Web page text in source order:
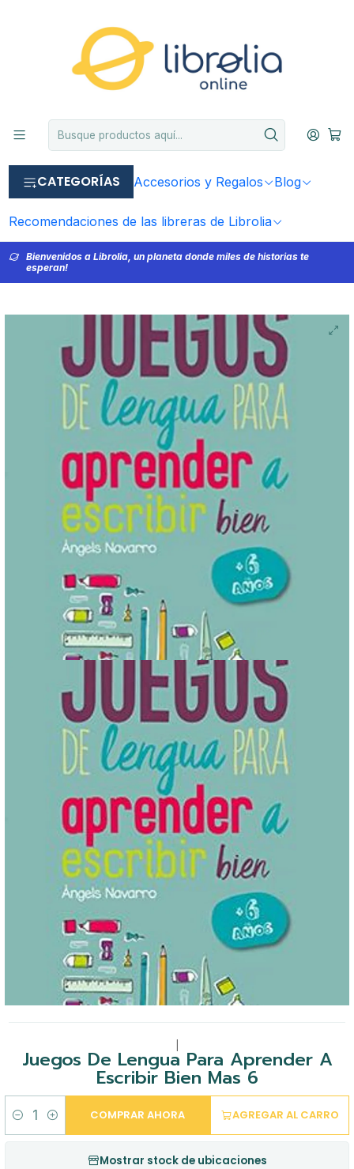
CATEGORÍAS Accesorios y Regalos Blog
Recomendaciones de las libreras de Librolia
Bienvenidos a Librolia, un planeta donde miles de historias te
esperan!
Juegos De Lengua Para Aprender A
Escribir Bien Mas 6
Cantidad
AGREGAR AL CARRO
COMPRAR AHORA
Mostrar stock de ubicaciones